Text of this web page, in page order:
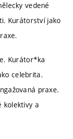
vedené
Kurátorství jako
Kurátor*ka
celebrita.
praxe.
kolektivy a